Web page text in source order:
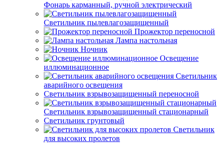
Фонарь карманный, ручной электрический
Светильник пылевлагозащищенный
Прожектор переносной
Лампа настольная
Ночник
Освещение
иллюминационное
Светильник
аварийного освещения
Светильник взрывозащищенный переносной
Светильник взрывозащищенный стационарный
Светильник грунтовый
Светильник
для высоких пролетов